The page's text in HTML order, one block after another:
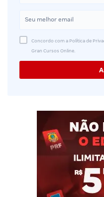
Concordo com a Política de
Gran Cursos Online.